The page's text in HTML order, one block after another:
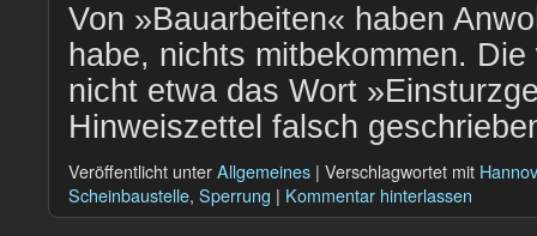
Von »Bauarbeiten« haben
habe, nichts mitbekommen.
nicht etwa das Wort
Hinweiszettel falsch
Veröffentlicht unterAllgemeines | Verschlagwortet mit
Scheinbaustelle, Sperrung | Kommentar hinterlassen